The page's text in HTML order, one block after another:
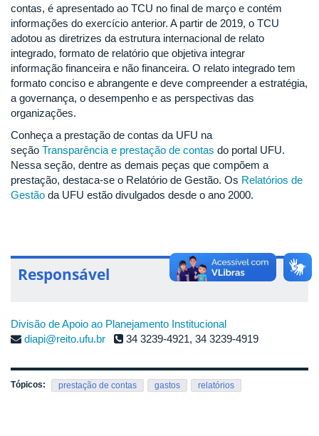
contas, é apresentado ao TCU no final de março e contém
informações do exercício anterior. A partir de 2019, o TCU
adotou as diretrizes da estrutura internacional de relato
integrado, formato de relatório que objetiva integrar
informação financeira e não financeira. O relato integrado tem
formato conciso e abrangente e deve compreender a estratégia,
a governança, o desempenho e as perspectivas das
organizações.
Conheça a prestação de contas da UFU na
seção Transparência e prestação de contas do portal UFU.
Nessa seção, dentre as demais peças que compõem a
prestação, destaca-se o Relatório de Gestão. Os Relatórios de
Gestão da UFU estão divulgados desde o ano 2000.
Responsável
Divisão de Apoio ao Planejamento Institucional
diapi@reito.ufu.br
34 3239-4921, 34 3239-4919
Tópicos: prestação de contas gastos relatórios